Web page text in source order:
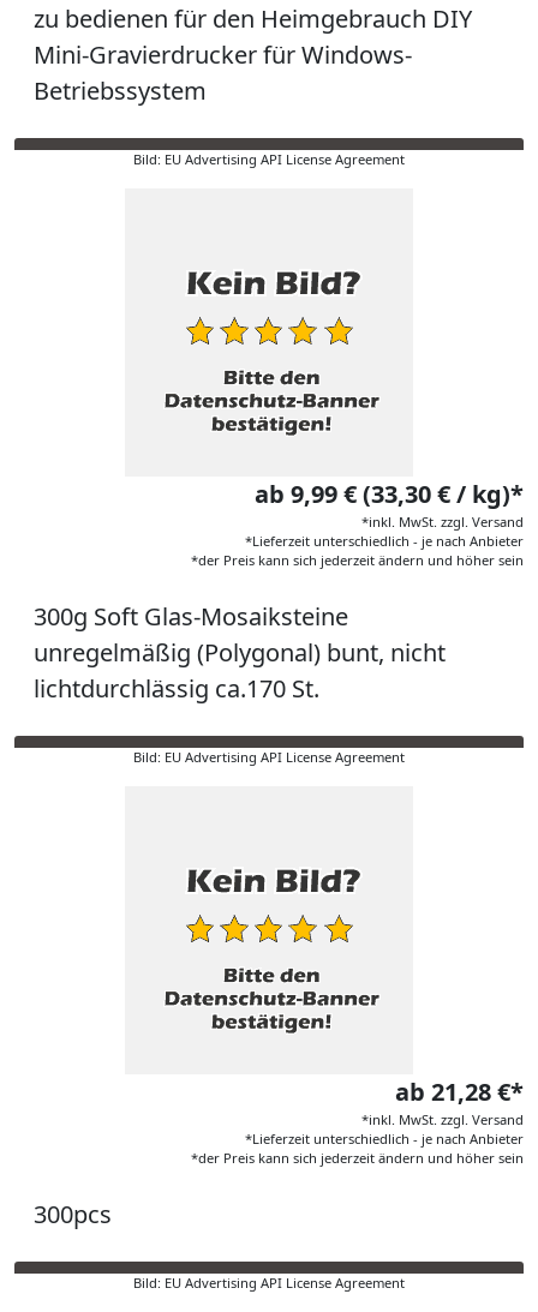
zu bedienen für den Heimgebrauch DIY
Mini-Gravierdrucker für Windows-
Betriebssystem
Bild: EU Advertising API License Agreement
ab 9,99 € (33,30 € / kg)*
*inkl. MwSt. zzgl. Versand
*Lieferzeit unterschiedlich - je nach Anbieter
*der Preis kann sich jederzeit ändern und höher sein
300g Soft Glas-Mosaiksteine
unregelmäßig (Polygonal) bunt, nicht
lichtdurchlässig ca.170 St.
Bild: EU Advertising API License Agreement
ab 21,28 €*
*inkl. MwSt. zzgl. Versand
*Lieferzeit unterschiedlich - je nach Anbieter
*der Preis kann sich jederzeit ändern und höher sein
300pcs
Bild: EU Advertising API License Agreement